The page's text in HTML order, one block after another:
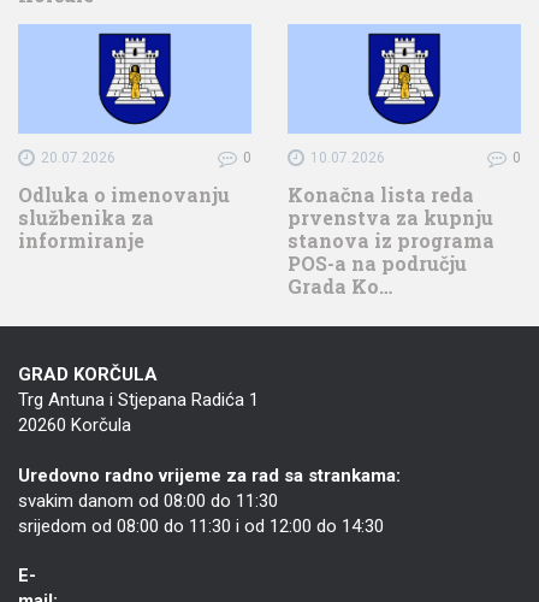
20.07.2026 0
Odluka o imenovanju
službenika za
informiranje
10.07.2026 0
Konačna lista reda
prvenstva za kupnju
stanova iz programa
POS-a na području
Grada Ko…
GRAD KORČULA
Trg Antuna i Stjepana Radića 1
20260 Korčula
Uredovno radno vrijeme za rad sa strankama:
svakim danom od 08:00 do 11:30
srijedom od 08:00 do 11:30 i od 12:00 do 14:30
E-